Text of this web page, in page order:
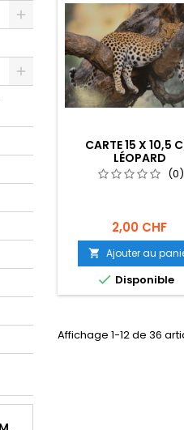
CARTE 15 X 10,5
LÉOPARD
(0)
2,00 CHF
 Ajouter au
 Disponible
Affichage 1-12 de 36